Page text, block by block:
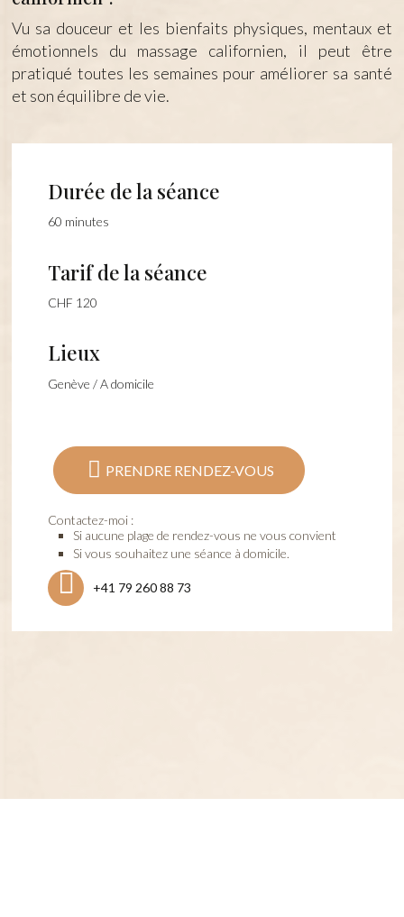
Vu sa douceur et les bienfaits physiques, mentaux et
émotionnels du massage californien, il peut être
pratiqué toutes les semaines pour améliorer sa santé
et son équilibre de vie.
Durée de la séance
60 minutes
Tarif de la séance
CHF 120
Lieux
Genève / A domicile
PRENDRE RENDEZ-VOUS
Contactez-moi :
Si aucune plage de rendez-vous ne vous convient
Si vous souhaitez une séance à domicile.
+41 79 260 88 73